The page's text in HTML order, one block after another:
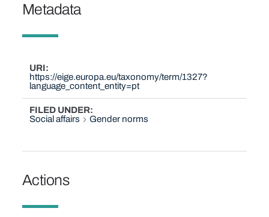
Metadata
URI
https://eige.europa.eu/taxonomy/term/1327?
language_content_entity=pt
FILED UNDER
Social affairs
Gender norms
Actions